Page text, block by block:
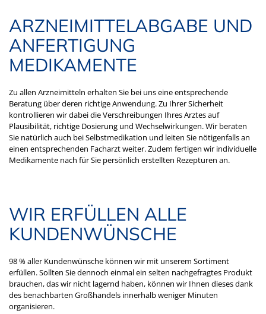
ARZNEIMITTELABGABE UND
ANFERTIGUNG
MEDIKAMENTE
Zu allen Arzneimitteln erhalten Sie bei uns eine entsprechende
Beratung über deren richtige Anwendung. Zu Ihrer Sicherheit
kontrollieren wir dabei die Verschreibungen Ihres Arztes auf
Plausibilität, richtige Dosierung und Wechselwirkungen. Wir beraten
Sie natürlich auch bei Selbstmedikation und leiten Sie nötigenfalls an
einen entsprechenden Facharzt weiter. Zudem fertigen wir individuelle
Medikamente nach für Sie persönlich erstellten Rezepturen an.
WIR ERFÜLLEN ALLE
KUNDENWÜNSCHE
98 % aller Kundenwünsche können wir mit unserem Sortiment
erfüllen. Sollten Sie dennoch einmal ein selten nachgefragtes Produkt
brauchen, das wir nicht lagernd haben, können wir Ihnen dieses dank
des benachbarten Großhandels innerhalb weniger Minuten
organisieren.